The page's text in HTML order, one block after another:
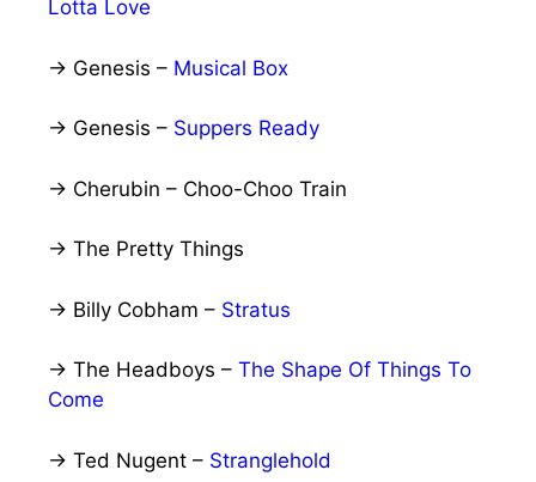
Lotta Love
→ Genesis – Musical Box
→ Genesis – Suppers Ready
→ Cherubin – Choo-Choo Train
→ The Pretty Things
→ Billy Cobham – Stratus
→ The Headboys – The Shape Of Things To
Come
→ Ted Nugent – Stranglehold